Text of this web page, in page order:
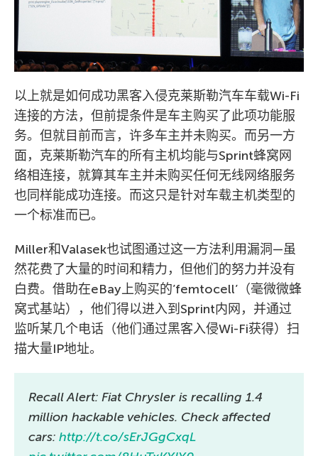
以上就是如何成功黑客入侵克莱斯勒汽车车载Wi-Fi
连接的方法，但前提条件是车主购买了此项功能服
务。但就目前而言，许多车主并未购买。而另一方
面，克莱斯勒汽车的所有主机均能与Sprint蜂窝网
络相连接，就算其车主并未购买任何无线网络服务
也同样能成功连接。而这只是针对车载主机类型的
一个标准而已。
Miller和Valasek也试图通过这一方法利用漏洞—虽
然花费了大量的时间和精力，但他们的努力并没有
白费。借助在eBay上购买的’femtocell’（毫微微蜂
窝式基站），他们得以进入到Sprint内网，并通过
监听某几个电话（他们通过黑客入侵Wi-Fi获得）扫
描大量IP地址。
Recall Alert: Fiat Chrysler is recalling 1.4
million hackable vehicles. Check affected
cars: http://t.co/sErJGgCxqL